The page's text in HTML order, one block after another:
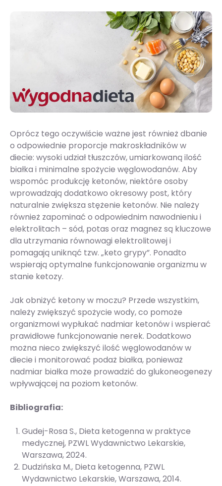
Oprócz tego oczywiście ważne jest również dbanie
o odpowiednie proporcje makroskładników w
diecie: wysoki udział tłuszczów, umiarkowaną ilość
białka i minimalne spożycie węglowodanów. Aby
wspomóc produkcję ketonów, niektóre osoby
wprowadzają dodatkowo okresowy post, który
naturalnie zwiększa stężenie ketonów. Nie należy
również zapominać o odpowiednim nawodnieniu i
elektrolitach – sód, potas oraz magnez są kluczowe
dla utrzymania równowagi elektrolitowej i
pomagają uniknąć tzw. „keto grypy”. Ponadto
wspierają optymalne funkcjonowanie organizmu w
stanie ketozy.
Jak obniżyć ketony w moczu? Przede wszystkim,
należy zwiększyć spożycie wody, co pomoże
organizmowi wypłukać nadmiar ketonów i wspierać
prawidłowe funkcjonowanie nerek. Dodatkowo
można nieco zwiększyć ilość węglowodanów w
diecie i monitorować podaż białka, ponieważ
nadmiar białka może prowadzić do glukoneogenezy
wpływającej na poziom ketonów.
Bibliografia:
Gudej-Rosa S., Dieta ketogenna w praktyce
medycznej, PZWL Wydawnictwo Lekarskie,
Warszawa, 2024.
Dudzińska M., Dieta ketogenna, PZWL
Wydawnictwo Lekarskie, Warszawa, 2014.